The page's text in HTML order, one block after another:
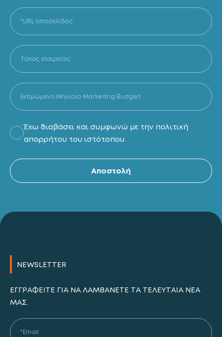
Έχω διαβάσει και συμφωνώ με την πολιτική
απορρήτου του ιστότοπου.
Αποστολή
NEWSLETTER
ΕΓΓΡΑΦΕΊΤΕ ΓΙΑ ΝΑ ΛΑΜΒΆΝΕΤΕ ΤΑ ΤΕΛΕΥΤΑΊΑ ΝΈΑ
ΜΑΣ.